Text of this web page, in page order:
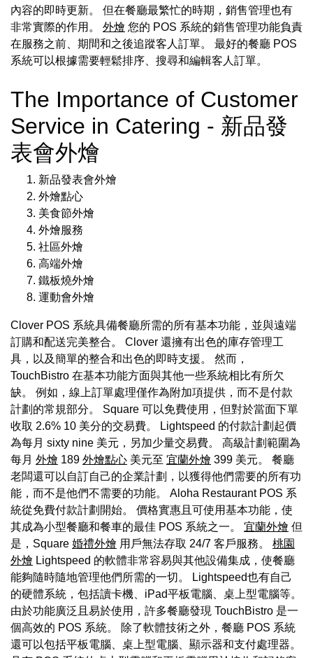
內容的即時更新。 但在餐廳最繁忙的時期，銷售管理也有
非常實際的作用。 外燴 您的 POS 系統的銷售管理功能負責
在服務之前、期間和之後追蹤客人訂單。 最好的餐廳 POS
系統可以根據需要輕鬆排序、搜尋和編輯客人訂單。
The Importance of Customer
Service in Catering - 新品發
表會外燴
新品發表會外燴
外燴點心
美食節外燴
外燴服務
社區外燴
高端外燴
鐵板燒外燴
運動會外燴
Clover POS 系統具備餐廳所需的所有基本功能，並與遠端
訂購和配送完美整合。 Clover 還擁有出色的庫存管理工
具，以及簡單的整合和出色的即時支援。 然而，
TouchBistro 在基本功能方面與其他一些系統相比有所欠
缺。 例如，線上訂單處理僅作為附加項提供，而不是付款
計劃的常規部分。 Square 可以免費使用，但對於當面下單
收取 2.6% 10 美分的交易費。 Lightspeed 的付款計劃起價
為每月 sixty nine 美元，另加少量交易費。 高級計劃範圍為
每月 外燴 189 外燴點心 美元至 宜蘭外燴 399 美元。 餐廳
老闆還可以自訂自己的企業計劃，以獲得他們需要的所有功
能，而不是他們不需要的功能。 Aloha Restaurant POS 系
統從免費付款計劃開始。 價格實惠且可使用基本功能，使
其成為小型餐廳和餐車的最佳 POS 系統之一。 宜蘭外燴 但
是，Square 婚禮外燴 用戶無法存取 24/7 客戶服務。 桃園
外燴 Lightspeed 的軟體非常容易與其他設備集成，使餐廳
能夠隨時隨地管理他們所需的一切。 Lightspeed也有自己
的硬體系統，包括讀卡機、iPad平板電腦、桌上型電腦等。
由於功能廣泛且易於使用，許多餐廳發現 TouchBistro 是一
個高效的 POS 系統。 除了軟體技術之外，餐廳 POS 系統
還可以包括平板電腦、桌上型電腦、顯示器和支付處理器。